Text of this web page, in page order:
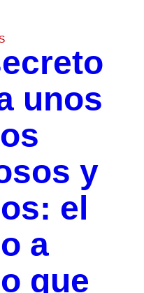
unos
y
el
a
que